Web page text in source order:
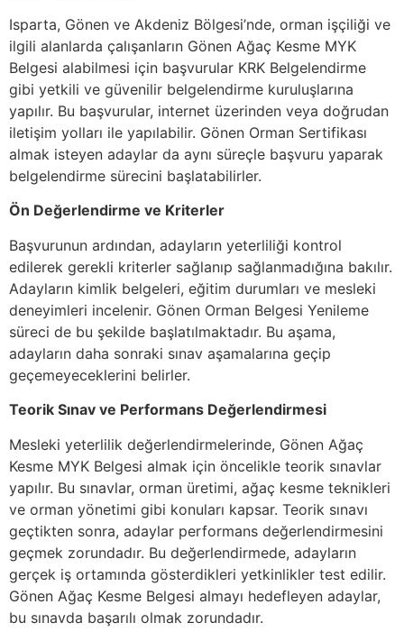
Isparta, Gönen ve Akdeniz Bölgesi’nde, orman işçiliği ve
ilgili alanlarda çalışanların Gönen Ağaç Kesme MYK
Belgesi alabilmesi için başvurular KRK Belgelendirme
gibi yetkili ve güvenilir belgelendirme kuruluşlarına
yapılır. Bu başvurular, internet üzerinden veya doğrudan
iletişim yolları ile yapılabilir. Gönen Orman Sertifikası
almak isteyen adaylar da aynı süreçle başvuru yaparak
belgelendirme sürecini başlatabilirler.
Ön Değerlendirme ve Kriterler
Başvurunun ardından, adayların yeterliliği kontrol
edilerek gerekli kriterler sağlanıp sağlanmadığına bakılır.
Adayların kimlik belgeleri, eğitim durumları ve mesleki
deneyimleri incelenir. Gönen Orman Belgesi Yenileme
süreci de bu şekilde başlatılmaktadır. Bu aşama,
adayların daha sonraki sınav aşamalarına geçip
geçemeyeceklerini belirler.
Teorik Sınav ve Performans Değerlendirmesi
Mesleki yeterlilik değerlendirmelerinde, Gönen Ağaç
Kesme MYK Belgesi almak için öncelikle teorik sınavlar
yapılır. Bu sınavlar, orman üretimi, ağaç kesme teknikleri
ve orman yönetimi gibi konuları kapsar. Teorik sınavı
geçtikten sonra, adaylar performans değerlendirmesini
geçmek zorundadır. Bu değerlendirmede, adayların
gerçek iş ortamında gösterdikleri yetkinlikler test edilir.
Gönen Ağaç Kesme Belgesi almayı hedefleyen adaylar,
bu sınavda başarılı olmak zorundadır.